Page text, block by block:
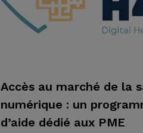
Accès au marché de la
numérique : un
d’aide dédié aux PME